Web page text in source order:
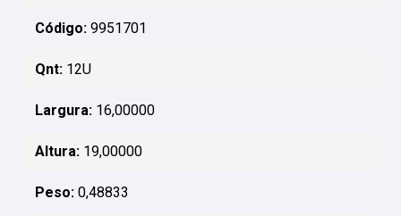
Código: 9951701
Qnt: 12U
Largura: 16,00000
Altura: 19,00000
Peso: 0,48833